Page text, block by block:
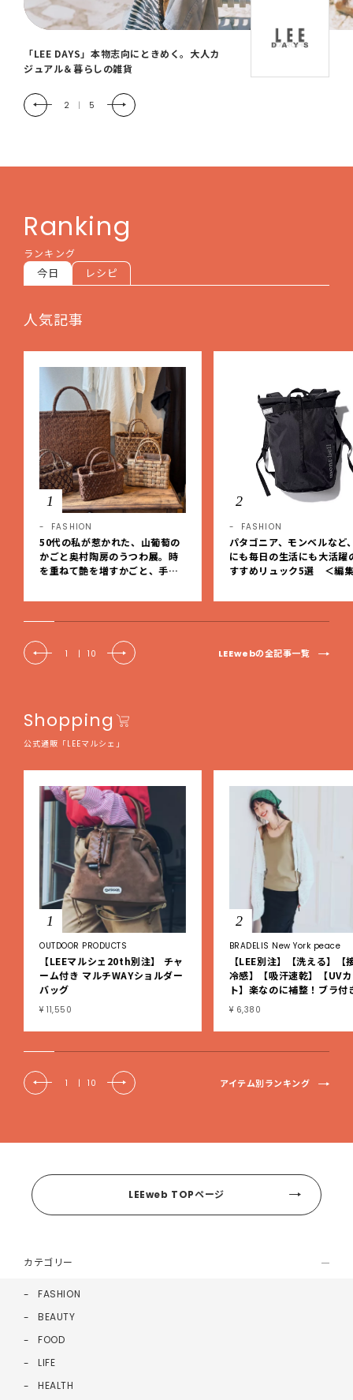
「LEE DAYS」本物志向にときめく。大人カ
ジュアル＆暮らしの雑貨
2 | 5
Ranking
ランキング
今日 レシピ
人気記事
1
FASHION
50代の私が惹かれた、山葡萄の
かごと奥村陶房のうつわ展。時
を重ねて艶を増すかごと、手仕
EE DAYS club tanpopo】
2
FASHION
パタゴニア、モンベルなど
にも毎日の生活にも大活躍
すすめリュック5選 ＜編
1 | 10 LEEwebの全記事一覧
Shopping
公式通販「LEEマルシェ」
1
OUTDOOR PRODUCTS
【LEEマルシェ20th別注】 チャ
ーム付き マルチWAYショルダー
バッグ
¥ 11,550
2
BRADELIS New York peace
【LEE別注】【洗える】【
冷感】【吸汗速乾】【UV
ト】楽なのに補整！ブラ付
ブタンクトップ
¥ 6,380
1 | 10 アイテム別ランキング
LEEweb TOPページ
カテゴリー
FASHION
BEAUTY
FOOD
LIFE
HEALTH